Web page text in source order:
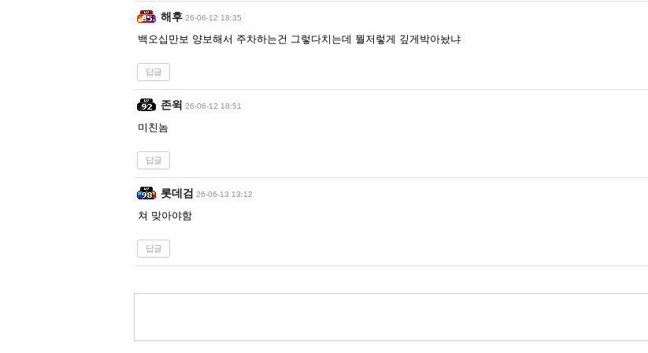
해후 26-06-12 18:35
백오십만보 양보해서 주차하는건 그렇다치는데 뭘저렇게 깊게박아놨냐
답글
존윅 26-06-12 18:51
미친놈
답글
롯데검 26-06-13 13:12
쳐 맞아야함
답글